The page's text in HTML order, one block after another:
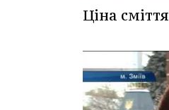
Ціна сміття